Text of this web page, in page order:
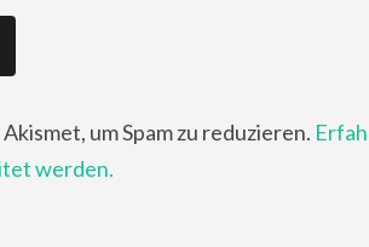
um Spam zu reduzieren.
werden.